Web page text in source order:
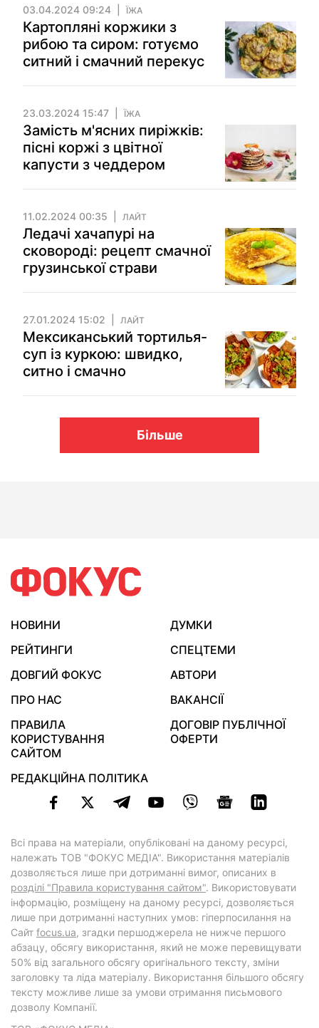
03.04.2024 09:24 ЇЖА
Картопляні коржики з
рибою та сиром: готуємо
ситний і смачний перекус
23.03.2024 15:47 ЇЖА
Замість м'ясних пиріжків:
пісні коржі з цвітної
капусти з чеддером
11.02.2024 00:35 ЛАЙТ
Ледачі хачапурі на
сковороді: рецепт смачної
грузинської страви
27.01.2024 15:02 ЛАЙТ
Мексиканський тортилья-
суп із куркою: швидко,
ситно і смачно
Більше
НОВИНИ
ДУМКИ
РЕЙТИНГИ
СПЕЦТЕМИ
ДОВГИЙ ФОКУС
АВТОРИ
ПРО НАС
ВАКАНСІЇ
ПРАВИЛА
КОРИСТУВАННЯ
САЙТОМ
ДОГОВІР ПУБЛІЧНОЇ
ОФЕРТИ
РЕДАКЦІЙНА ПОЛІТИКА
Всі права на матеріали, опубліковані на даному ресурсі,
належать ТОВ "ФОКУС МЕДІА". Використання матеріалів
дозволяється лише при дотриманні вимог, описаних в
розділі "Правила користування сайтом". Використовувати
інформацію, розміщену на даному ресурсі, дозволяється
лише при дотриманні наступних умов: гіперпосилання на
Cайт focus.ua, згадки першоджерела не нижче першого
абзацу, обсягу використання, який не може перевищувати
50% від загального обсягу оригінального тексту, зміни
заголовку та ліда матеріалу. Використання більшого обсягу
тексту можливе лише за умови отримання письмового
дозволу Компанії.